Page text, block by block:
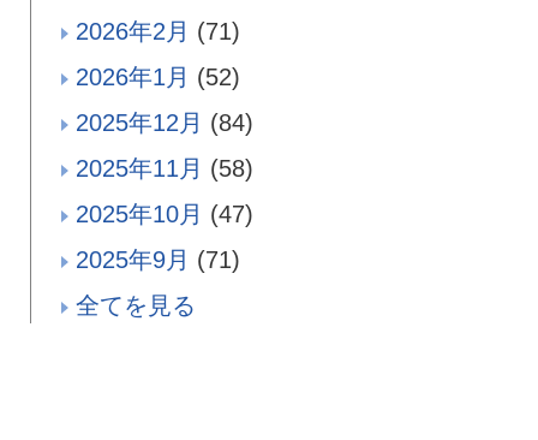
2026年2月 (71)
2026年1月 (52)
2025年12月 (84)
2025年11月 (58)
2025年10月 (47)
2025年9月 (71)
全てを見る